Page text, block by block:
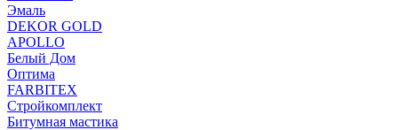
Эмаль
DEKOR GOLD
APOLLO
Белый Дом
Оптима
FARBITEX
Стройкомплект
Битумная мастика